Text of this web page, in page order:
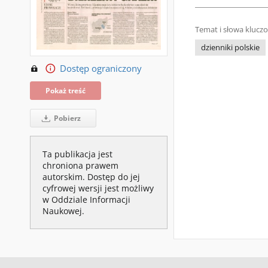
Dostęp ograniczony
Pokaż treść
Pobierz
Ta publikacja jest
chroniona prawem
autorskim. Dostęp do jej
cyfrowej wersji jest możliwy
w Oddziale Informacji
Naukowej.
Temat i słowa
dzienniki polskie